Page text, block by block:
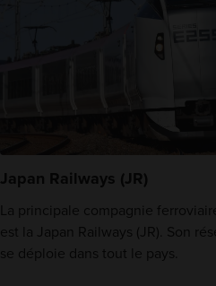
Japan Railways (JR)
La principale compagnie
est la Japan Railways (JR). Son
se déploie dans tout le pays.